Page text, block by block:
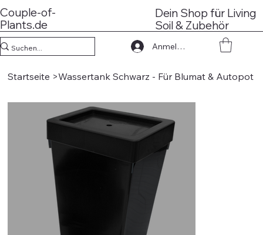
Couple-of-
Plants.de
Dein Shop für Living
Soil & Zubehör
Anmelden
Startseite >Wassertank Schwarz - Für Blumat & Autopot